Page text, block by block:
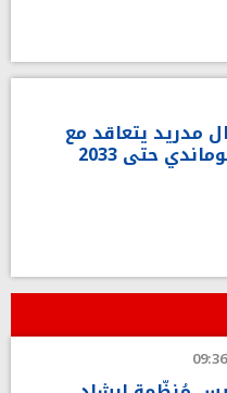
مدريد يتعاقد مع
حتى 2033